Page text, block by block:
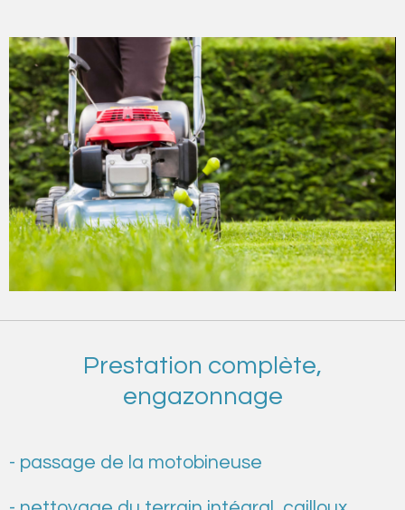
Prestation complète,
engazonnage
- passage de la motobineuse